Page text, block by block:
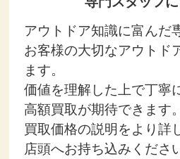
アウトドア知識に富んだ
お客様の大切なアウトド
ます。
価値を理解した上で丁寧
高額買取が期待できます。
買取価格の説明をより詳
店頭へお持ち込みください